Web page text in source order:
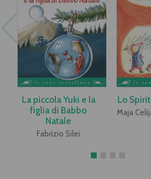
La piccola Yuki e la
figlia di Babbo
Natale
Fabrizio Silei
Lo